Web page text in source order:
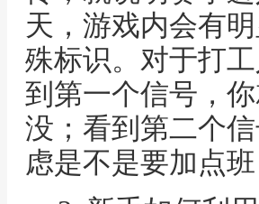
天，游戏内会有
殊标识。对于打
到第一个信号，
没；看到第二个
虑是不是要加点